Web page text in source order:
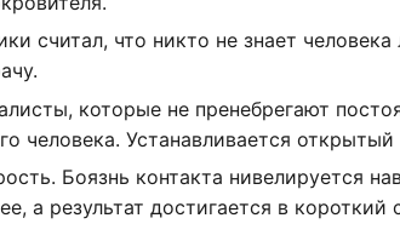
считал, что никто не знает
которые не пренебрегают
человека. Устанавливается
Боязнь контакта нивелируется
а результат достигается в короткий